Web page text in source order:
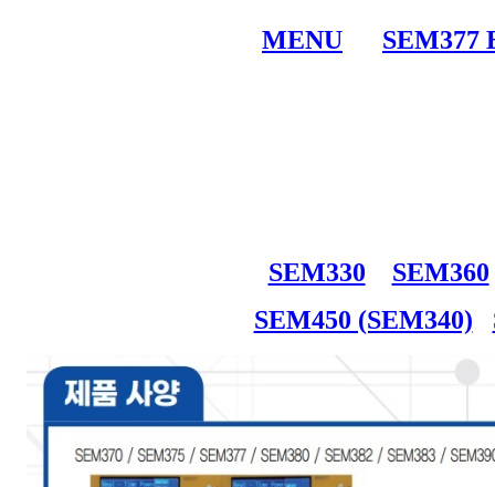
MENU SEM377
SEM330
SEM360
SEM450 (SEM340)